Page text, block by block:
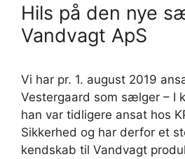
Hils på den nye
Vandvagt ApS
Vi har pr. 1. august 2019
Vestergaard som sælger – I
han var tidligere ansat hos
Sikkerhed og har derfor et
kendskab til Vandvagt